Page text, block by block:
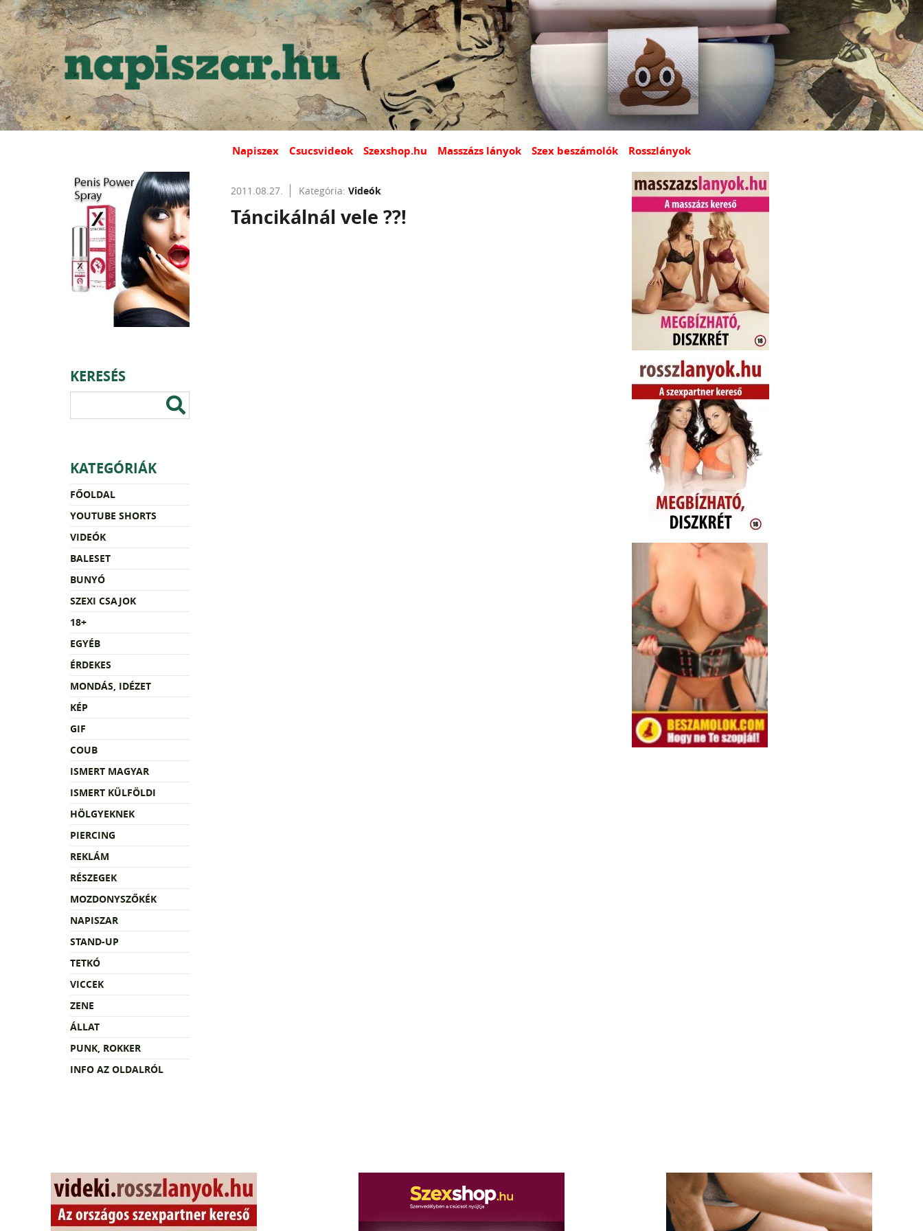
Napiszex Csucsvideok Szexshop.hu Masszázs lányok Szex beszámolók Rosszlányok
KERESÉS
KATEGÓRIÁK
FŐOLDAL
YOUTUBE SHORTS
VIDEÓK
BALESET
BUNYÓ
SZEXI CSAJOK
18+
EGYÉB
ÉRDEKES
MONDÁS, IDÉZET
KÉP
GIF
COUB
ISMERT MAGYAR
ISMERT KÜLFÖLDI
HÖLGYEKNEK
PIERCING
REKLÁM
RÉSZEGEK
MOZDONYSZŐKÉK
NAPISZAR
STAND-UP
TETKÓ
VICCEK
ZENE
ÁLLAT
PUNK, ROKKER
INFO AZ OLDALRÓL
2011.08.27. Kategória: Videók
Táncikálnál vele ??!